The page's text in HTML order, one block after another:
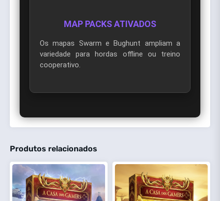
MAP PACKS ATIVADOS
Os mapas Swarm e Bughunt ampliam a
variedade para hordas offline ou treino
cooperativo.
Produtos relacionados